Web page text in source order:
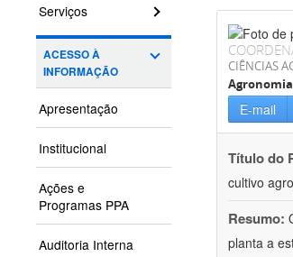
Serviços
ACESSO À
INFORMAÇÃO
Apresentação
Institucional
Ações e
Programas PPA
Auditoria Interna
CIÊNCIAS
Agronomia
E-mail
Título do
cultivo
Resumo:
planta a